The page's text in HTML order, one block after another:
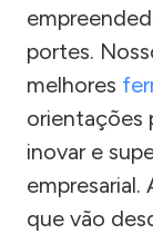
portes.
melhores
orientações
inovar e
que vão